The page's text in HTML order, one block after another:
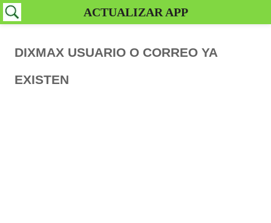
DIXMAX USUARIO O CORREO YA
EXISTEN
ACTUALIZAR APP